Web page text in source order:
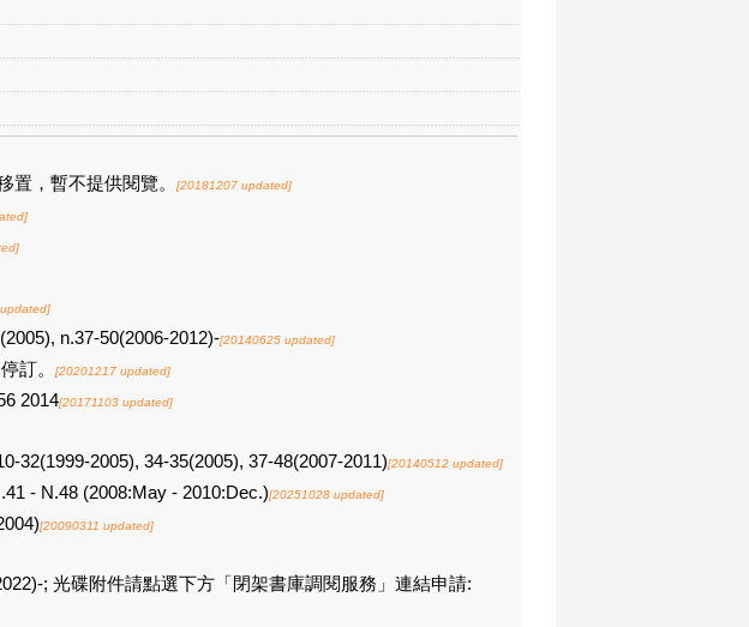
置，暫不提供閱覽。 [20181207 updated]
n.37-50(2006-2012)-[20140625 updated]
訂。 [20201217 updated]
2014[20171103 updated]
32(1999-2005), 34-35(2005), 37-48(2007-2011)[20140512 updated]
- N.48 (2008:May - 2010:Dec.)[20251028 updated]
[20090311 updated]
; 光碟附件請點選下方「閉架書庫調閱服務」連結申請: